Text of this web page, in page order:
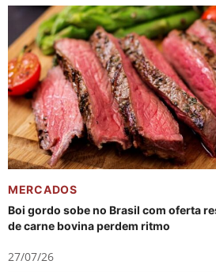
MERCADOS
Boi gordo sobe no Brasil com oferta
de carne bovina perdem ritmo
27/07/26